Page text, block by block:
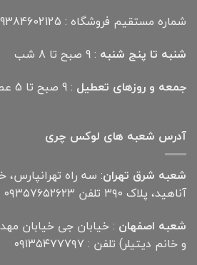
شماره مستقیم فروشگاه : 09384602125
شنبه تا پنج شنبه : 9 صبح تا 8 شب
جمعه و روزهای تعطیل : 9 صبح تا 5 عصر
آدرس شعبه های لوکس چری
شعبه شرق تهران: سه راه تهرانپارس،
آناهید، پلاک ۳۹۰ تلفن ۰۹۳۵۷۶۵۲۶۲۳
شعبه اصفهان
و خانم دیتیلر) تلفن : ۰۹۱۳۵۴۷۷۷۹۷